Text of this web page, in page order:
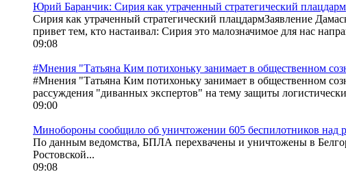
Юрий Баранчик: Сирия как утраченный стратегический плацдарм
Сирия как утраченный стратегический плацдармЗаявление
привет тем, кто настаивал: Сирия это малозначимое для нас
09:08
#Мнения "Татьяна Ким потихоньку занимает в общественном
#Мнения "Татьяна Ким потихоньку занимает в общественном
рассуждения "диванных экспертов" на тему защиты
09:00
Минобороны сообщило об уничтожении 605 беспилотников над
По данным ведомства, БПЛА перехвачены и уничтожены в
Ростовской...
09:08